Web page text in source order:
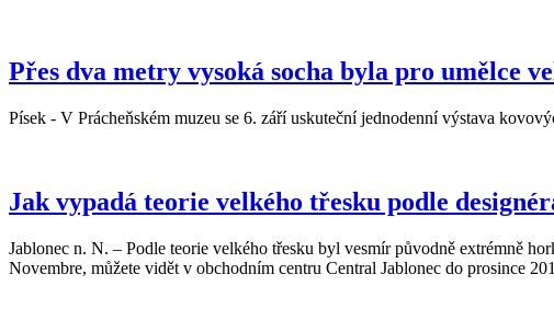
Přes dva metry vysoká socha byla pro umělce
Písek - V Prácheňském muzeu se 6. září uskuteční jednodenní výstava
Jak vypadá teorie velkého třesku podle
Jablonec n. N. – Podle teorie velkého třesku byl vesmír původně extrémně
Novembre, můžete vidět v obchodním centru Central Jablonec do prosince